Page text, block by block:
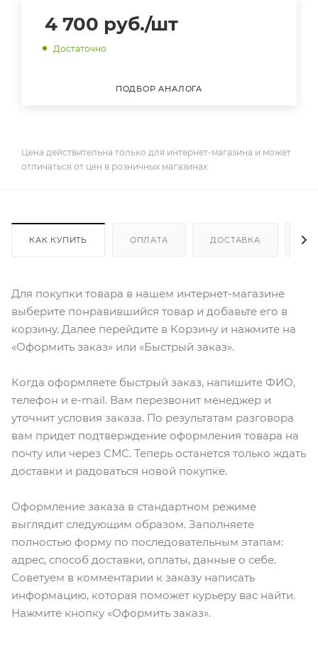
4 700 руб./шт
Достаточно
ПОДБОР АНАЛОГА
Цена действительна только для интернет-магазина и может
отличаться от цен в розничных магазинах
КАК КУПИТЬ ОПЛАТА ДОСТАВКА
Для покупки товара в нашем интернет-магазине
выберите понравившийся товар и добавьте его в
корзину. Далее перейдите в Корзину и нажмите на
«Оформить заказ» или «Быстрый заказ».
Когда оформляете быстрый заказ, напишите ФИО,
телефон и e-mail. Вам перезвонит менеджер и
уточнит условия заказа. По результатам разговора
вам придет подтверждение оформления товара на
почту или через СМС. Теперь останется только ждать
доставки и радоваться новой покупке.
Оформление заказа в стандартном режиме
выглядит следующим образом. Заполняете
полностью форму по последовательным этапам:
адрес, способ доставки, оплаты, данные о себе.
Советуем в комментарии к заказу написать
информацию, которая поможет курьеру вас найти.
Нажмите кнопку «Оформить заказ».